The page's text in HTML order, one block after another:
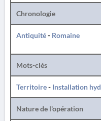
Chronologie
Antiquité- Romaine
Mots-clés
Territoire- Installation
Nature de l'opération